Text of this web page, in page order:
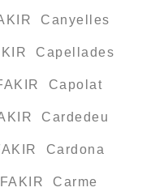
Canyelles
Capellades
Capolat
Cardedeu
Cardona
Carme